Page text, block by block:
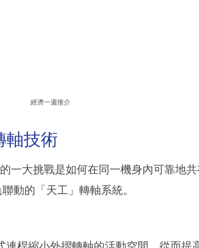
經濟一週推介
軸技術
一大挑戰是如何在同一機身內可靠地
動的「天工」轉軸系統。